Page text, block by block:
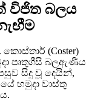
විජිත බලය
(Coster)
පෘතුගීසි බලඇණිය
සිදු වූ දෙයින්,
හමුදා වාස්තු